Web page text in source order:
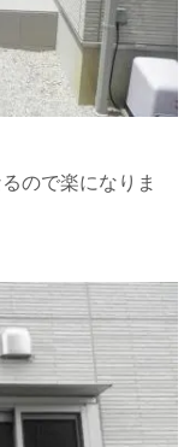
ので楽になりま